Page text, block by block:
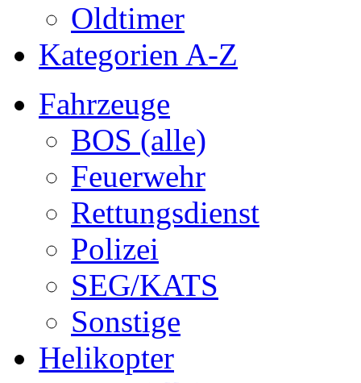
Oldtimer
Kategorien A-Z
Fahrzeuge
BOS (alle)
Feuerwehr
Rettungsdienst
Polizei
SEG/KATS
Sonstige
Helikopter